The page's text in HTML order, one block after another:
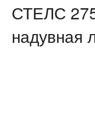
СТЕЛС
надувная